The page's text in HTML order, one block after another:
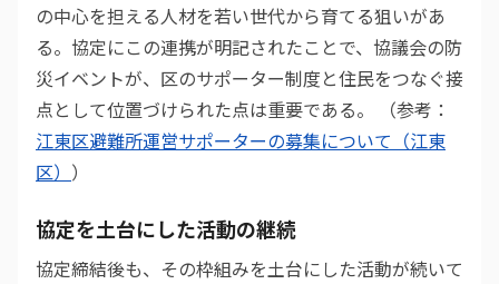
の中心を担える人材を若い世代から育てる狙いがあ
る。協定にこの連携が明記されたことで、協議会の防
災イベントが、区のサポーター制度と住民をつなぐ接
点として位置づけられた点は重要である。 （参考：
江東区避難所運営サポーターの募集について（江東
区） ）
協定を土台にした活動の継続
協定締結後も、その枠組みを土台にした活動が続いて